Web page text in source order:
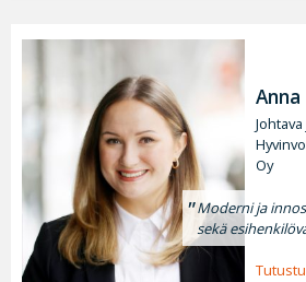
Oy
Moderni ja
sekä
Tutustu